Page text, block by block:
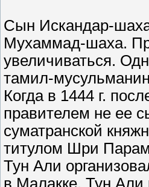
Сын Искандар-
Мухаммад-шаха.
увеличиваться.
тамил-
Когда в 1444 г.
правителем не ее
суматранской
титулом Шри
Тун Али
в Малакке, Тун Али